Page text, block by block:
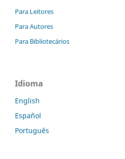
Para Leitores
Para Autores
Para Bibliotecários
Idioma
English
Español
Português